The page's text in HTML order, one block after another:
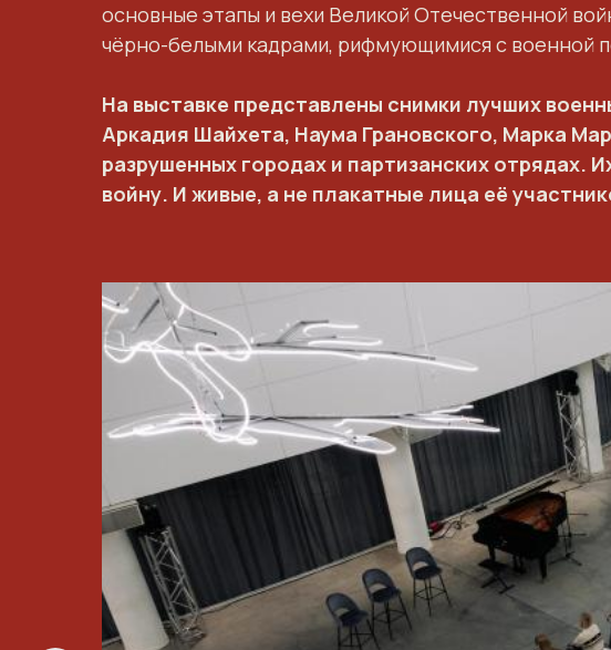
основные этапы и вехи Великой Отечественной
чёрно-белыми кадрами, рифмующимися с военной
На выставке представлены снимки лучших
Аркадия Шайхета, Наума Грановского, Марка
разрушенных городах и партизанских
войну. И живые, а не плакатные лица её